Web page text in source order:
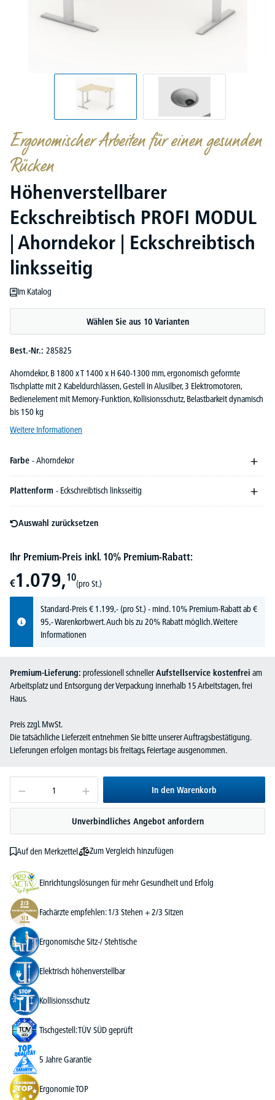
Ergonomischer Arbeiten für einen gesunden
Rücken
Höhenverstellbarer
Eckschreibtisch PROFI MODUL
| Ahorndekor | Eckschreibtisch
linksseitig
Im Katalog
Wählen Sie aus 10 Varianten
Best.-Nr.: 285825
Ahorndekor, B 1800 x T 1400 x H 640-1300 mm, ergonomisch geformte
Tischplatte mit 2 Kabeldurchlässen, Gestell in Alusilber, 3 Elektromotoren,
Bedienelement mit Memory-Funktion, Kollisionsschutz, Belastbarkeit dynamisch
bis 150 kg
Weitere Informationen
Farbe - Ahorndekor
Plattenform - Eckschreibtisch linksseitig
Auswahl zurücksetzen
Ihr Premium-Preis inkl. 10% Premium-Rabatt:
€1.079,10
(pro St.)
Standard-Preis€ 1.199,-(pro St.) - mind. 10% Premium-Rabatt ab €
95,- Warenkorbwert. Auch bis zu 20% Rabatt möglich.Weitere
Informationen
Premium-Lieferung: professionell schnellerAufstellservice kostenfrei am
Arbeitsplatz und Entsorgung der Verpackung innerhalb 15 Arbeitstagen, frei
Haus.
Preis zzgl. MwSt.
Die tatsächliche Lieferzeit entnehmen Sie bitte unserer Auftragsbestätigung.
Lieferungen erfolgen montags bis freitags, Feiertage ausgenommen.
In den Warenkorb
Unverbindliches Angebot anfordern
Auf den Merkzettel Zum Vergleich hinzufügen
Einrichtungslösungen für mehr Gesundheit und Erfolg
Fachärzte empfehlen: 1/3 Stehen + 2/3 Sitzen
Ergonomische Sitz-/ Stehtische
Elektrisch höhenverstellbar
Kollisionsschutz
Tischgestell: TÜV SÜD geprüft
5 Jahre Garantie
Ergonomie TOP